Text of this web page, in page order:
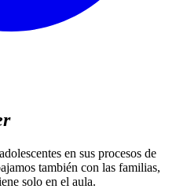
en sus procesos de
también con las familias,
solo en el aula.